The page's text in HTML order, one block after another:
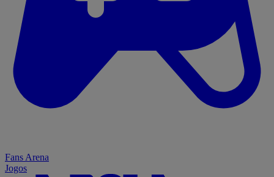
Fans Arena
Jogos